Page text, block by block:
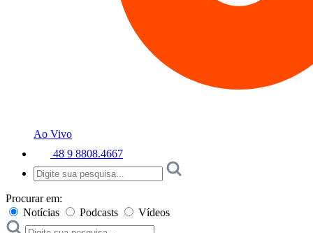
Ao Vivo
48 9 8808.4667
Procurar em:
Notícias
Podcasts Vídeos